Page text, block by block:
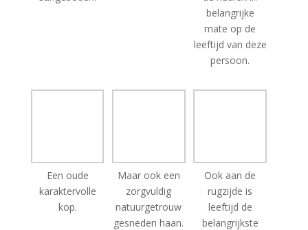
leeftijd van deze
persoon.
karaktervolle
kop.
zorgvuldig
natuurgetrouw
gesneden haan.
rugzijde is
leeftijd de
belangrijkste
boodschap van
de